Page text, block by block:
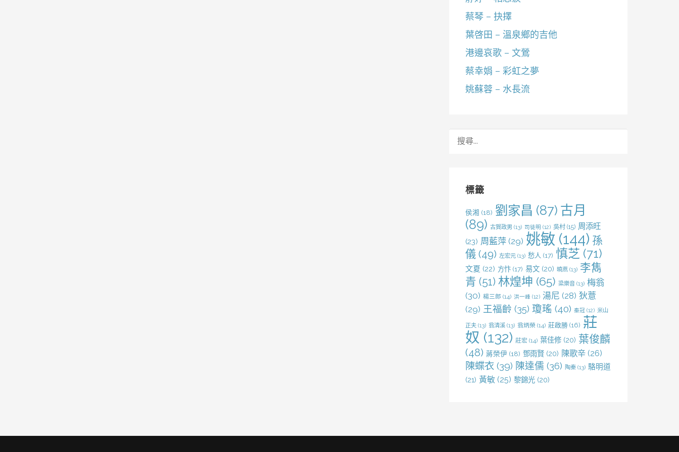
蔡琴 – 抉擇
葉啓田 – 溫泉鄉的吉他
港邊哀歌 – 文鶯
蔡幸娟 – 彩虹之夢
姚蘇蓉 – 水長流
標籤
侯湘 (18) 劉家昌 (87) 古月
(89) 古賀政男 (13) 司徒明 (12) 吳村(15) 周添旺
(23) 周藍萍(29) 姚敏 (144) 孫
儀(49) 左宏元(13) 愁人 (17) 慎芝 (71)
文夏 (22) 方忭(17) 易文(20) 曉燕(13) 李雋
青 (51) 林煌坤 (65) 梁樂音(13) 梅翁
(30) 楊三郎 (14) 洪一峰 (12) 湯尼 (28) 狄薏
(29) 王福齡 (35) 瓊瑤 (40) 秦冠 (12) 米山
正夫(13) 翁清溪(13) 翁炳榮 (14) 莊啟勝(16) 莊
奴 (132) 莊宏(14) 葉佳修(20) 葉俊麟
(48) 蔣榮伊 (18) 鄧雨賢(20) 陳歌辛(26)
陳蝶衣(39) 陳達儒 (36) 陶秦(13) 駱明道
(21) 黃敏(25) 黎錦光(20)